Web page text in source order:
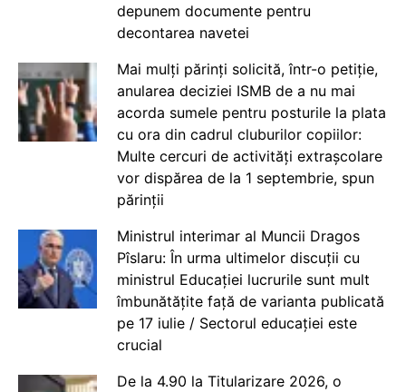
depunem documente pentru
decontarea navetei
Mai mulți părinți solicită, într-o petiție,
anularea deciziei ISMB de a nu mai
acorda sumele pentru posturile la plata
cu ora din cadrul cluburilor copiilor:
Multe cercuri de activități extrașcolare
vor dispărea de la 1 septembrie, spun
părinții
Ministrul interimar al Muncii Dragos
Pîslaru: În urma ultimelor discuții cu
ministrul Educației lucrurile sunt mult
îmbunătățite față de varianta publicată
pe 17 iulie / Sectorul educației este
crucial
De la 4.90 la Titularizare 2026, o